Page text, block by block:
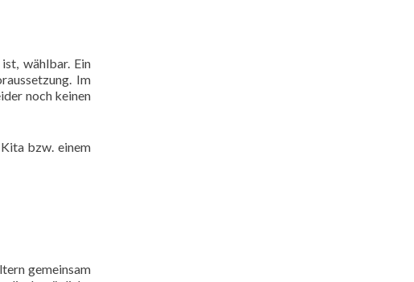
wählbar. Ein
Im
noch keinen
bzw. einem
gemeinsam